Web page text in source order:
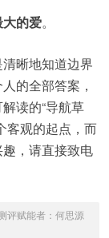
的爱。
晰地知道边界
的全部答案，
读的“导航草
客观的起点，而
，请直接致电
评赋能者：何思源